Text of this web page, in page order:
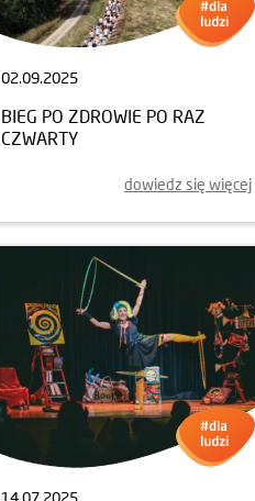
02.09.2025
BIEG PO ZDROWIE PO RAZ
CZWARTY
dowiedz się więcej
14.07.2025